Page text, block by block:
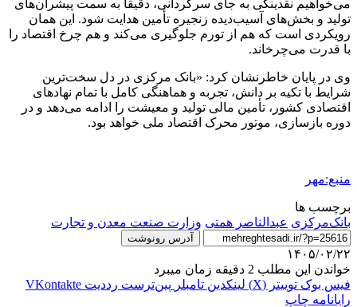
می‌خواهیم نقدینگی به جای سرگردانی، دقیقاً به سمت پیشران‌های
تولید و بخش‌های آسیب‌دیده زنجیره تأمین هدایت شود. این همان
رویکردی است که هم از تورم جلوگیری می‌کند و هم چرخ اقتصاد را
با قدرت می‌چرخاند.
وی در پایان خاطرنشان کرد: «بانک مرکزی در دل سخت‌ترین
شرایط با تکیه بر دانش، تجربه و هماهنگی کامل با تمام نهادهای
اقتصادی کشور، تأمین مالی تولید و معیشت را ادامه می‌دهد و در
دوره بازسازی، موتور محرک اقتصاد ملی خواهد بود.
منبع:مهر
برچسب ها
بانک‌مرکزی عبدالناصر همتی وزارت صنعت معدن و تجارت
آدرس رونوشت
۱۴۰۵/۰۲/۲۲
خواندن این مطلب 2 دقیقه زمان میبرد
فیس بوک توییتر (X) لینکدین ‫تامبلر ‫پین‌ترست ‫رددیت ‫VKontakte
رایانامه چاپ